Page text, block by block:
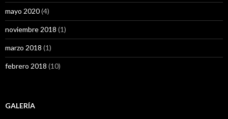
mayo 2020(4)
noviembre 2018 (1)
marzo 2018 (1)
febrero 2018 (10)
GALERÍA